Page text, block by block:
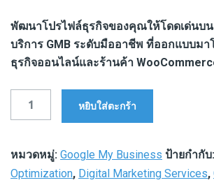
พัฒนาโปรไฟล์ธุรกิจของคุณให้โดดเด่นบน
บริการ GMB ระดับมืออาชีพ ที่ออกแบบมา
ธุรกิจออนไลน์และร้านค้า
จำนวน
เพิ่ม
Google
My
หยิบใส่ตะกร้า
หมวดหมู่: Google My Business ป้ายกำกับ:
Optimization, Digital Marketing Services,